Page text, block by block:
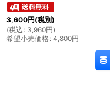
3,600円(税別)
(税込 : 3,960円)
希望小売価格: 4,800円